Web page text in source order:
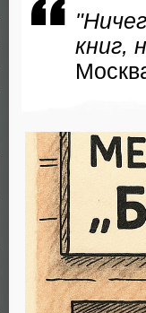
книг,